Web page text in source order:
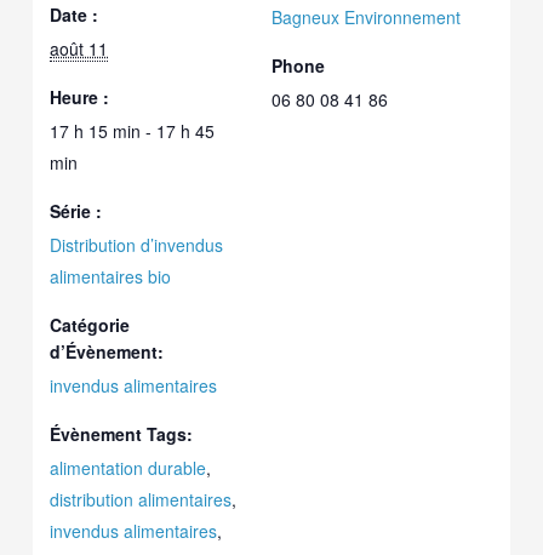
Date :
août 11
Heure :
17 h 15 min - 17 h 45
min
Série :
Distribution d’invendus
alimentaires bio
Catégorie
d’Évènement:
invendus alimentaires
Évènement Tags:
alimentation durable,
distribution alimentaires,
invendus alimentaires,
Bagneux Environnement
Phone
06 80 08 41 86